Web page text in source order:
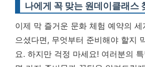
나에게 꼭 맞는 원데이클래스
이제 막 즐거운 문화 체험 예약의
으셨다면, 무엇부터 준비해야 할지
요. 하지만 걱정 마세요! 여러분의